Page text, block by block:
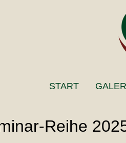
START
Reihe